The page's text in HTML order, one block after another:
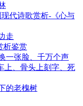
代诗歌赏析-《心与
走
析鉴赏
一张脸、千万个声
上、骨头上刻字、死
的老槐树